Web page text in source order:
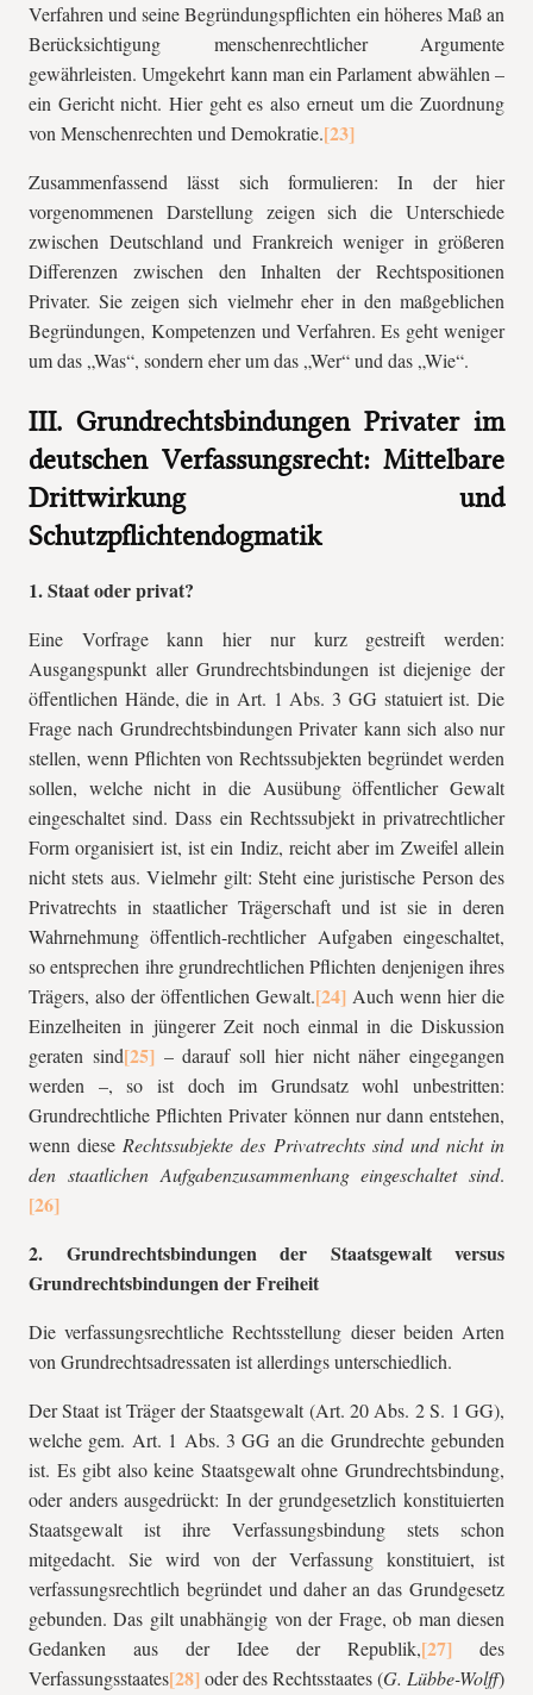
Verfahren und seine Begründungspflichten ein höheres Maß an
Berücksichtigung menschenrechtlicher Argumente
gewährleisten. Umgekehrt kann man ein Parlament abwählen –
ein Gericht nicht. Hier geht es also erneut um die Zuordnung
von Menschenrechten und Demokratie.
Zusammenfassend lässt sich formulieren: In der hier
vorgenommenen Darstellung zeigen sich die Unterschiede
zwischen Deutschland und Frankreich weniger in größeren
Differenzen zwischen den Inhalten der Rechtspositionen
Privater. Sie zeigen sich vielmehr eher in den maßgeblichen
Begründungen, Kompetenzen und Verfahren. Es geht weniger
um das „Was“, sondern eher um das „Wer“ und das „Wie“.
III. Grundrechtsbindungen Privater im
deutschen Verfassungsrecht: Mittelbare
Drittwirkung und
Schutzpflichtendogmatik
1. Staat oder privat?
Eine Vorfrage kann hier nur kurz gestreift werden:
Ausgangspunkt aller Grundrechtsbindungen ist diejenige der
öffentlichen Hände, die in Art. 1 Abs. 3 GG statuiert ist. Die
Frage nach Grundrechtsbindungen Privater kann sich also nur
stellen, wenn Pflichten von Rechtssubjekten begründet werden
sollen, welche nicht in die Ausübung öffentlicher Gewalt
eingeschaltet sind. Dass ein Rechtssubjekt in privatrechtlicher
Form organisiert ist, ist ein Indiz, reicht aber im Zweifel allein
nicht stets aus. Vielmehr gilt: Steht eine juristische Person des
Privatrechts in staatlicher Trägerschaft und ist sie in deren
Wahrnehmung öffentlich-rechtlicher Aufgaben eingeschaltet,
so entsprechen ihre grundrechtlichen Pflichten denjenigen ihres
Trägers, also der öffentlichen Gewalt.
Auch wenn hier die
Einzelheiten in jüngerer Zeit noch einmal in die Diskussion
geraten sind
– darauf soll hier nicht näher eingegangen
werden –, so ist doch im Grundsatz wohl unbestritten:
Grundrechtliche Pflichten Privater können nur dann entstehen,
wenn diese Rechtssubjekte des Privatrechts sind und nicht in
den staatlichen Aufgabenzusammenhang eingeschaltet sind.
2. Grundrechtsbindungen der Staatsgewalt versus
Grundrechtsbindungen der Freiheit
Die verfassungsrechtliche Rechtsstellung dieser beiden Arten
von Grundrechtsadressaten ist allerdings unterschiedlich.
Der Staat ist Träger der Staatsgewalt (Art. 20 Abs. 2 S. 1 GG),
welche gem. Art. 1 Abs. 3 GG an die Grundrechte gebunden
ist. Es gibt also keine Staatsgewalt ohne Grundrechtsbindung,
oder anders ausgedrückt: In der grundgesetzlich konstituierten
Staatsgewalt ist ihre Verfassungsbindung stets schon
mitgedacht. Sie wird von der Verfassung konstituiert, ist
verfassungsrechtlich begründet und daher an das Grundgesetz
gebunden. Das gilt unabhängig von der Frage, ob man diesen
Gedanken aus der Idee der Republik,
des
Verfassungsstaates
oder des Rechtsstaates (G. Lübbe-Wolff)